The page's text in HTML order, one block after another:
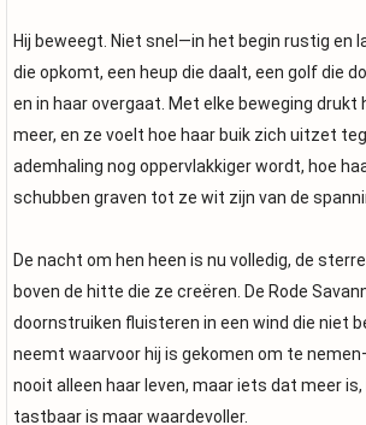
Hij beweegt. Niet snel—in het begin rustig en
die opkomt, een heup die daalt, een golf die
en in haar overgaat. Met elke beweging drukt
meer, en ze voelt hoe haar buik zich uitzet
ademhaling nog oppervlakkiger wordt, hoe
schubben graven tot ze wit zijn van de
De nacht om hen heen is nu volledig, de
boven de hitte die ze creëren. De Rode
doornstruiken fluisteren in een wind die niet
neemt waarvoor hij is gekomen om te
nooit alleen haar leven, maar iets dat meer
tastbaar is maar waardevoller.